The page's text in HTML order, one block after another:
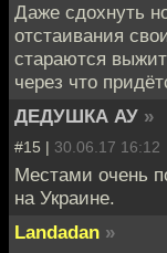
Даже сдохнуть
отстаивания
стараются
через что
ДЕДУШКА АУ »
#15 | 30.06.17 16:12
Местами очень
на Украине.
Landadan »